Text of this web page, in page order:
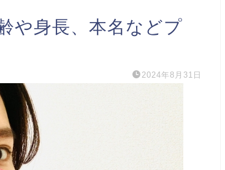
や身長、本名などプ
2024年8月31日